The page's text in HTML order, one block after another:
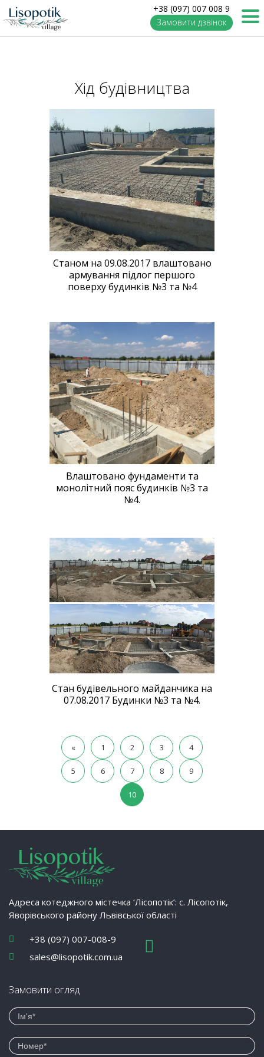
+38 (097) 007 008 9
Замовити дзвінок
Хід будівництва
Станом на 09.08.2017 влаштовано
армування підлог першого
поверху будинків №3 та №4
Влаштовано фундаменти та
монолітний пояс будинків №3 та
№4.
Стан будівельного майданчика на
07.08.2017 Будинки №3 та №4.
« 1 2 3 4
5 6 7 8 9
10
Адреса котеджного містечка ‘Лісопотік’: с. Лісопотік,
Яворівського району Львівської області
+38 (097) 007-008-9
sales@lisopotik.com.ua
Замовити огляд